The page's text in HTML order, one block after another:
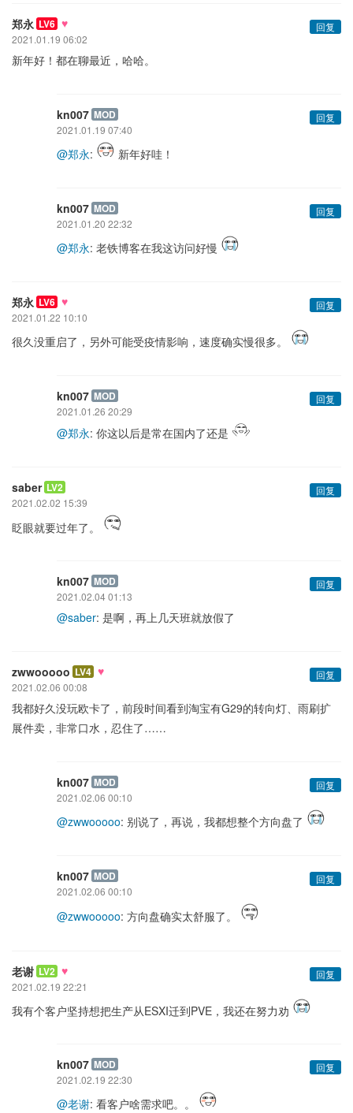
郑永 LV6 ♥
回复
2021.01.19 06:02
新年好！都在聊最近，哈哈。
kn007 MOD
回复
2021.01.19 07:40
@郑永: 新年好哇！
kn007 MOD
回复
2021.01.20 22:32
@郑永: 老铁博客在我这访问好慢
郑永 LV6 ♥
回复
2021.01.22 10:10
很久没重启了，另外可能受疫情影响，速度确实慢很多。
kn007 MOD
回复
2021.01.26 20:29
@郑永: 你这以后是常在国内了还是
saber LV2
回复
2021.02.02 15:39
眨眼就要过年了。
kn007 MOD
回复
2021.02.04 01:13
@saber: 是啊，再上几天班就放假了
zwwooooo LV4 ♥
回复
2021.02.06 00:08
我都好久没玩欧卡了，前段时间看到淘宝有G29的转向灯、雨刷扩
展件卖，非常口水，忍住了……
kn007 MOD
回复
2021.02.06 00:10
@zwwooooo: 别说了，再说，我都想整个方向盘了
kn007 MOD
回复
2021.02.06 00:10
@zwwooooo: 方向盘确实太舒服了。
老谢 LV2 ♥
回复
2021.02.19 22:21
我有个客户坚持想把生产从ESXI迁到PVE，我还在努力劝
kn007 MOD
回复
2021.02.19 22:30
@老谢: 看客户啥需求吧。。